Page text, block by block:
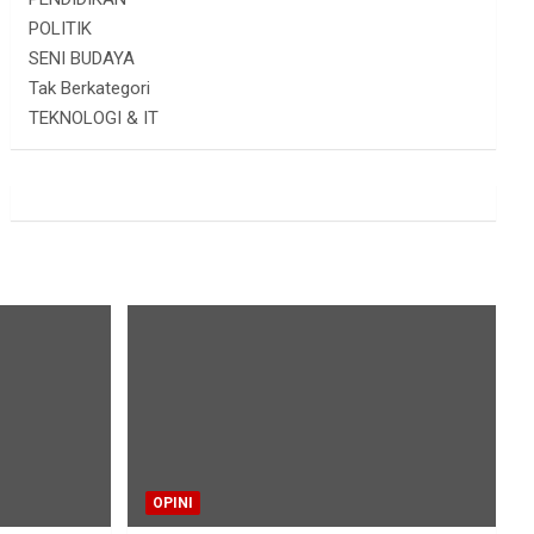
POLITIK
SENI BUDAYA
Tak Berkategori
TEKNOLOGI & IT
OPINI